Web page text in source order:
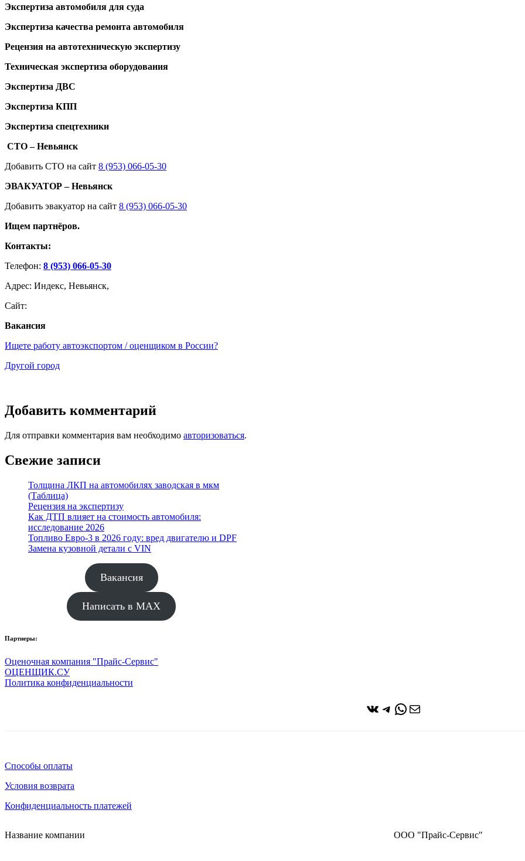
Экспертиза автомобиля для суда
Экспертиза качества ремонта автомобиля
Рецензия на автотехническую экспертизу
Техническая экспертиза оборудования
Экспертиза ДВС
Экспертиза КПП
Экспертиза спецтехники
СТО – Невьянск
Добавить СТО на сайт 8 (953) 066-05-30
ЭВАКУАТОР – Невьянск
Добавить эвакуатор на сайт 8 (953) 066-05-30
Ищем партнёров.
Контакты:
Телефон: 8 (953) 066-05-30
Адрес: Индекс, Невьянск,
Сайт:
Вакансия
Ищете работу автоэкспортом / оценщиком в России?
Другой город
Добавить комментарий
Для отправки комментария вам необходимо авторизоваться.
Свежие записи
Толщина ЛКП на автомобилях заводская в мкм
(Таблица)
Рецензия на экспертизу
Как ДТП влияет на стоимость автомобиля:
исследование 2026
Топливо Евро-3 в 2026 году: вред двигателю и DPF
Замена кузовной детали с VIN
Вакансия
Написать в MAX
Партнеры:
Оценочная компания "Прайс-Сервис"
ОЦЕНЩИК.СУ
Политика конфиденциальности
ВКонтакте
Telegram
WhatsApp
Почта
Способы оплаты
Условия возврата
Конфиденциальность платежей
Название компании ООО "Прайс-Сервис"